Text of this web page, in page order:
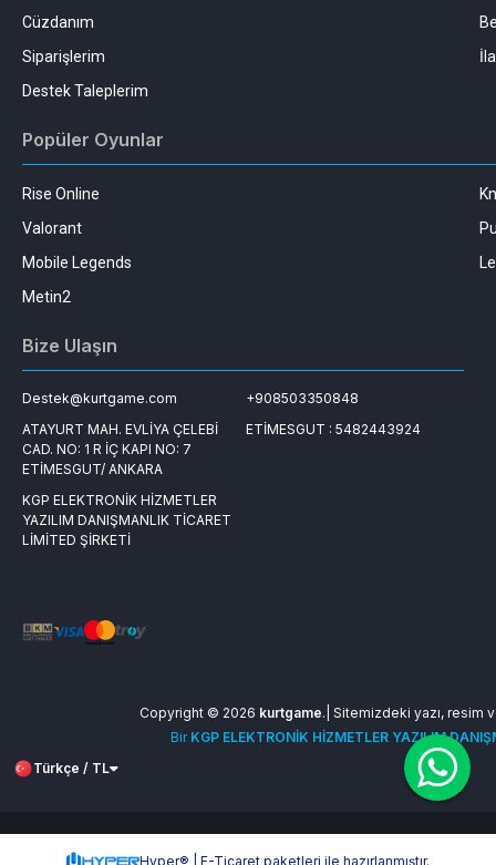
Cüzdanım
Siparişlerim
Destek Taleplerim
Popüler Oyunlar
Rise Online
Valorant
Mobile Legends
Metin2
Bize Ulaşın
Destek@kurtgame.com
+908503350848
ATAYURT MAH. EVLİYA ÇELEBİ
CAD. NO: 1 R İÇ KAPI NO: 7
ETİMESGUT/ ANKARA
ETİMESGUT : 5482443924
KGP ELEKTRONİK HİZMETLER
YAZILIM DANIŞMANLIK TİCARET
LİMİTED ŞİRKETİ
Copyright © 2026 kurtgame.| Sitemizdeki yazı, resim
Bir KGP ELEKTRONİK HİZMETLER YAZILIM
Türkçe / TL
Hyper® | E-Ticaret paketleri ile hazırlanmıştır.